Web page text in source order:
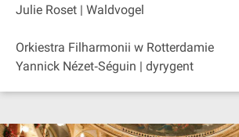
Julie Roset | Waldvogel
Orkiestra Filharmonii w Rotterdamie
Yannick Nézet‐Séguin | dyrygent